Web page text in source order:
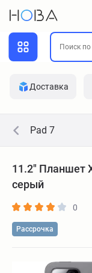
Доставка
Pad 7
11.2" Планшет
серый
0
Рассрочка